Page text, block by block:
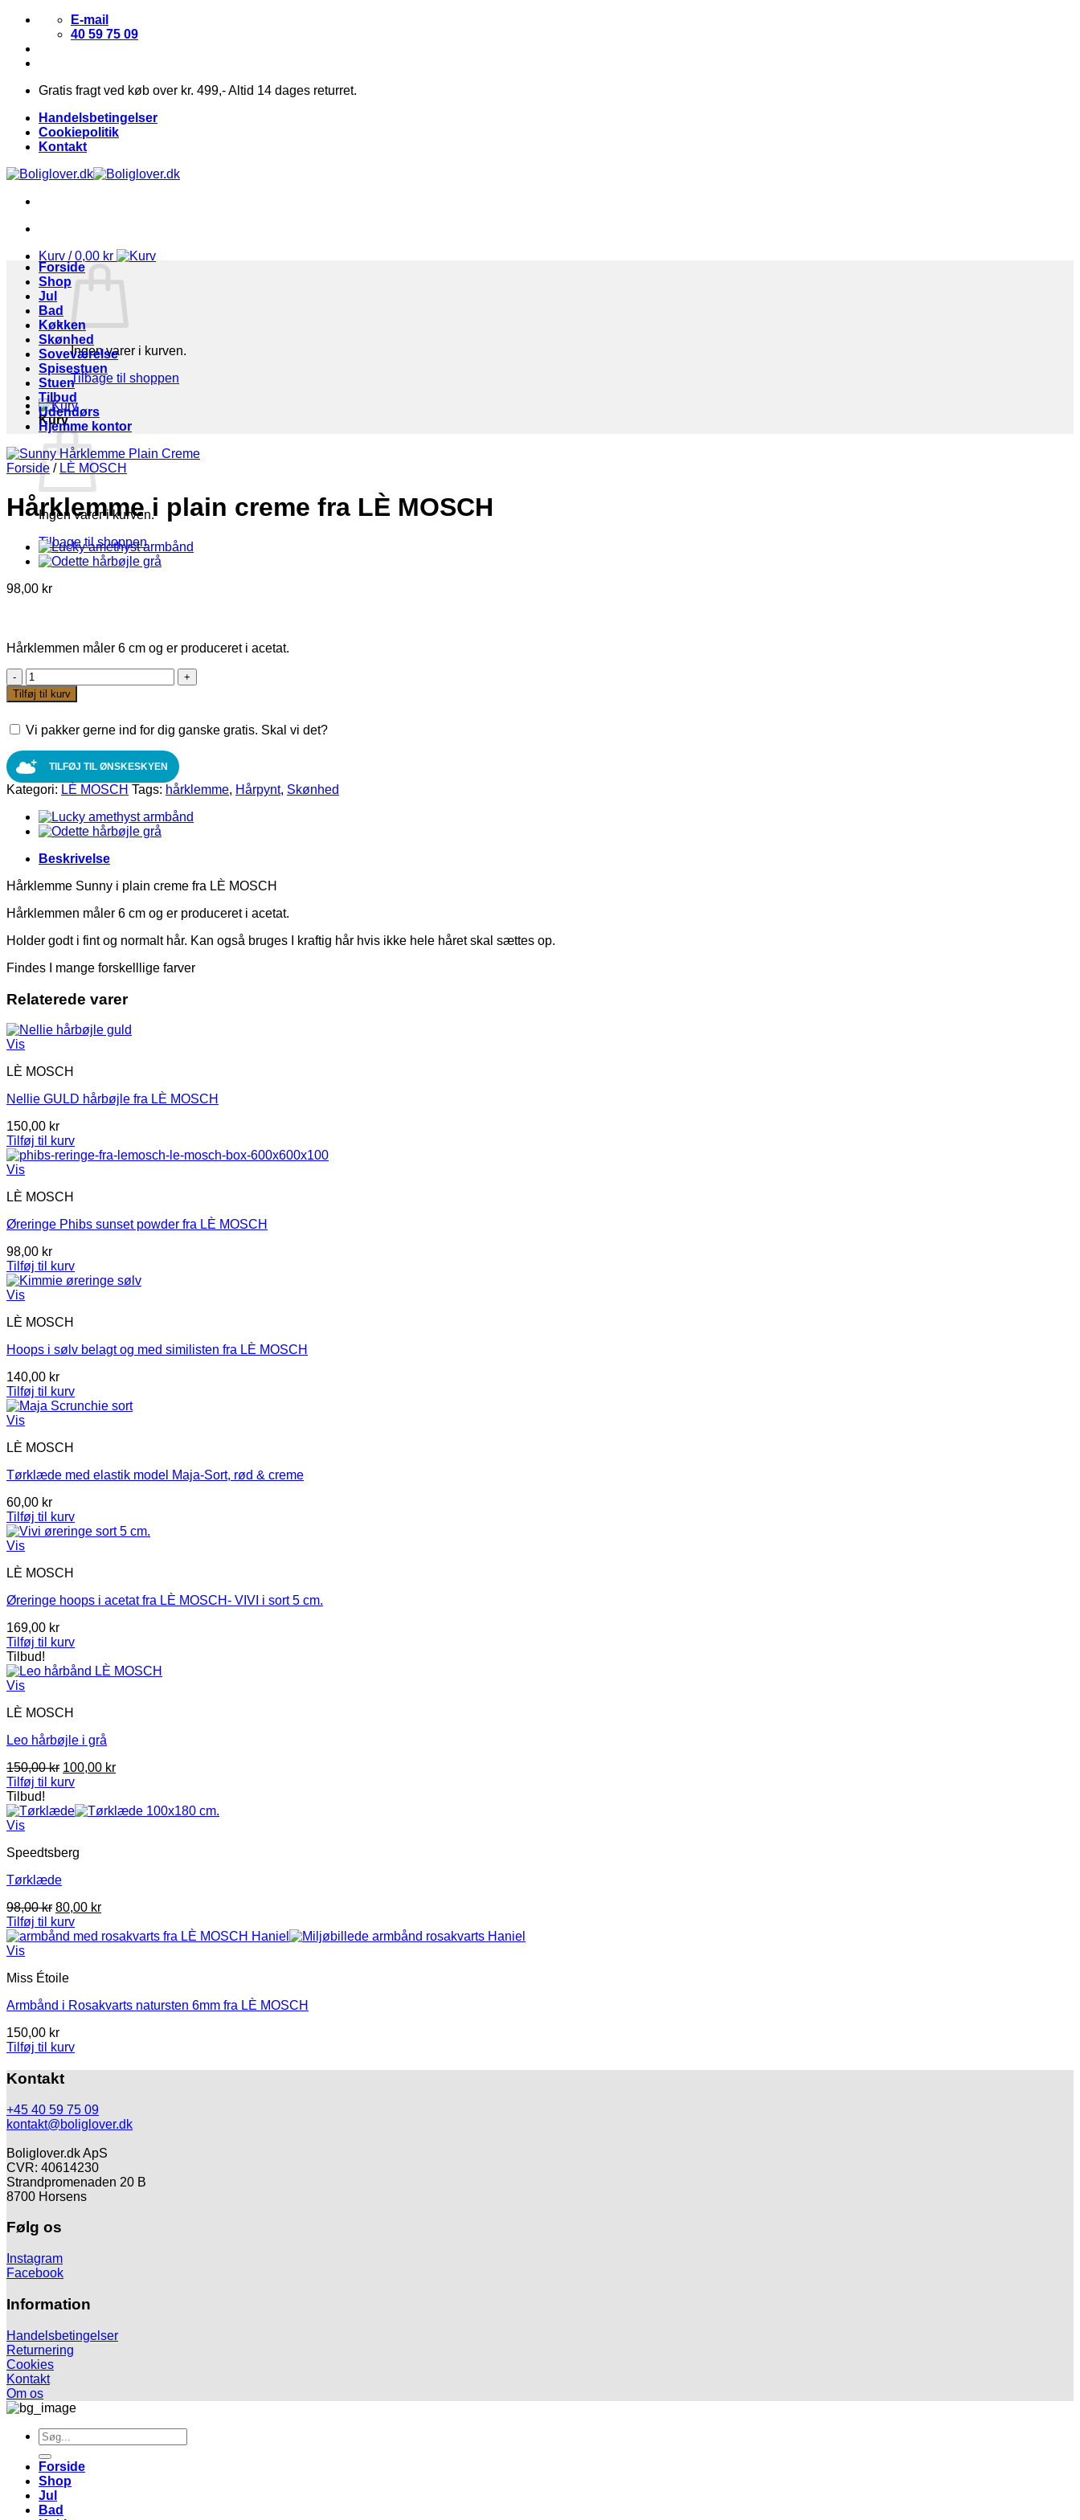
Fortsæt
indhold
E-mail
40 59 75 09
Gratis fragt ved køb over kr. 499,- Altid 14 dages returret.
Handelsbetingelser
Cookiepolitik
Kontakt
Kurv /0,00 kr
Ingen varer i kurven.
Tilbage til shoppen
Kurv
Ingen varer i kurven.
Tilbage til shoppen
Forside
Shop
Jul
Bad
Køkken
Skønhed
Soveværelse
Spisestuen
Stuen
Tilbud
Udendørs
Hjemme kontor
Forside / LÈ MOSCH
Hårklemme i plain creme fra LÈ MOSCH
98,00 kr
Hårklemmen måler 6 cm og er produceret i acetat.
Hårklemme
i
plain
fra
MOSCH
antal
Tilføj til kurv
Vi pakker gerne ind for dig ganske gratis. Skal vi det?
TILFØJ TIL ØNSKESKYEN
Kategori: LÈ MOSCH Tags: hårklemme, Hårpynt, Skønhed
Beskrivelse
Hårklemme Sunny i plain creme fra LÈ MOSCH
Hårklemmen måler 6 cm og er produceret i acetat.
Holder godt i fint og normalt hår. Kan også bruges I kraftig hår hvis ikke hele håret skal sættes op.
Findes I mange forskelllige farver
Relaterede varer
Vis
LÈ MOSCH
Nellie GULD hårbøjle fra LÈ MOSCH
150,00 kr
Tilføj til kurv
Vis
LÈ MOSCH
Øreringe Phibs sunset powder fra LÈ MOSCH
98,00 kr
Tilføj til kurv
Vis
LÈ MOSCH
Hoops i sølv belagt og med similisten fra LÈ MOSCH
140,00 kr
Tilføj til kurv
Vis
LÈ MOSCH
Tørklæde med elastik model Maja-Sort, rød & creme
60,00 kr
Tilføj til kurv
Vis
LÈ MOSCH
Øreringe hoops i acetat fra LÈ MOSCH- VIVI i sort 5 cm.
169,00 kr
Tilføj til kurv
Tilbud!
Vis
LÈ MOSCH
Leo hårbøjle i grå
150,00kr Den
oprindelige
var:
100,00 krDen
er:
Tilføj til kurv
Tilbud!
Vis
Speedtsberg
Tørklæde
98,00kr Den
oprindelige
pris
80,00 krDen
pris
Tilføj til kurv
Vis
Miss Étoile
Armbånd i Rosakvarts natursten 6mm fra LÈ MOSCH
150,00 kr
Tilføj til kurv
Kontakt
+45 40 59 75 09
kontakt@boliglover.dk
Boliglover.dk ApS
CVR: 40614230
Strandpromenaden 20 B
8700 Horsens
Følg os
Instagram
Facebook
Information
Handelsbetingelser
Returnering
Cookies
Kontakt
Om os
Søg
efter:
Forside
Shop
Jul
Bad